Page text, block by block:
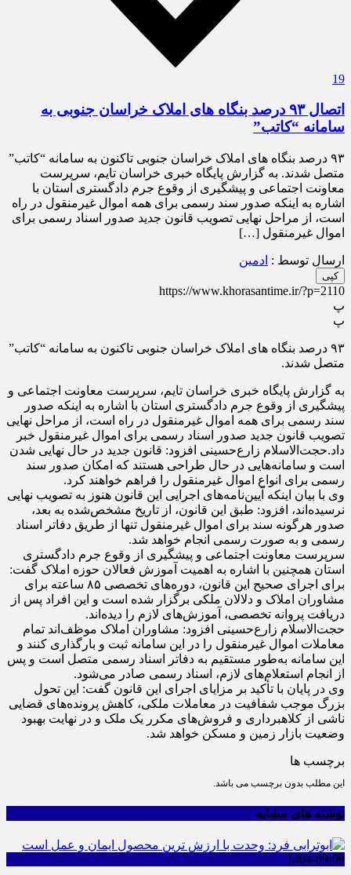
19
اتصال ۹۳ درصد بنگاه های املاک خراسان جنوبی به
سامانه “کاتب”
۹۳ درصد بنگاه های املاک خراسان جنوبی تاکنون به سامانه “کاتب”
متصل شدند. به گزارش پایگاه خبری خراسان تایم، سرپرست
معاونت اجتماعی و پیشگیری از وقوع جرم دادگستری استان با
اشاره به اینکه صدور سند رسمی برای همه اموال غیرمنقول در راه
است، از مراحل نهایی تصویب قانون جدید صدور اسناد رسمی برای
اموال غیرمنقول […]
ارسال توسط : ادمین
کپی
https://www.khorasantime.ir/?p=2110
پ
پ
۹۳ درصد بنگاه های املاک خراسان جنوبی تاکنون به سامانه “کاتب”
متصل شدند.
به گزارش پایگاه خبری خراسان تایم، سرپرست معاونت اجتماعی و
پیشگیری از وقوع جرم دادگستری استان با اشاره به اینکه صدور
سند رسمی برای همه اموال غیرمنقول در راه است، از مراحل نهایی
تصویب قانون جدید صدور اسناد رسمی برای اموال غیرمنقول خبر
داد.حجت‌الاسلام زارع‌حسینی افزود: قانون جدید در حال نهایی شدن
است و سامانه‌هایی در حال طراحی هستند که امکان صدور سند
رسمی برای انواع اموال غیرمنقول را فراهم خواهند کرد.
وی با بیان اینکه آیین‌نامه‌های اجرایی این قانون هنوز به تصویب نهایی
نرسیده‌اند، افزود: طبق این قانون، از تاریخ مشخص‌شده به بعد،
صدور هرگونه سند برای اموال غیرمنقول تنها از طریق دفاتر اسناد
رسمی و به صورت رسمی انجام خواهد شد.
سرپرست معاونت اجتماعی و پیشگیری از وقوع جرم دادگستری
استان همچنین با اشاره به اهمیت آموزش فعالان حوزه املاک گفت:
برای اجرای صحیح این قانون، دوره‌های تخصصی ۸۵ ساعته برای
مشاوران املاک و دلالان ملکی برگزار شده است و این افراد پس از
دریافت پروانه تخصصی، آموزش‌های لازم را دیده‌اند.
حجت‌الاسلام زارع‌حسینی افزود: مشاوران املاک موظف‌اند تمام
معاملات اموال غیرمنقول را در این سامانه ثبت و بارگذاری کنند و
این سامانه به‌طور مستقیم به دفاتر اسناد رسمی متصل است و پس
از انجام استعلام‌های لازم، اسناد رسمی صادر می‌شود.
وی در پایان با تأکید بر مزایای اجرای این قانون گفت: این تحول
بزرگ موجب شفافیت در معاملات ملکی، کاهش پرونده‌های قضایی
ناشی از کلاهبرداری و فروش‌های مکرر یک ملک و در نهایت بهبود
وضعیت بازار زمین و مسکن خواهد شد.
برچسب ها
این مطلب بدون برچسب می باشد.
نوشته های مشابه
1404-09-09